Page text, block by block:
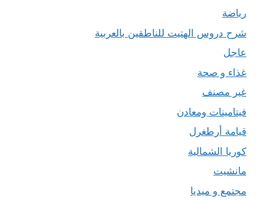
رياضة
شرح دروس الهتيت للناطقين بالعربية
عاجل
غذاء و صحة
غير مصنف
فيتامينات ومعادن
قيامة أرطغرل
كوريا الشمالية
مانشيت
مجتمع و ميديا